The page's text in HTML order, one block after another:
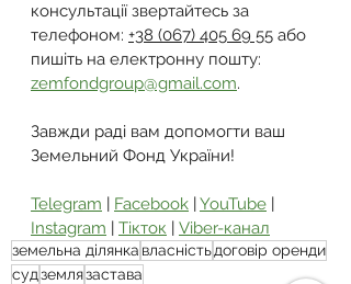
консультації звертайтесь за
телефоном: +38 (067) 405 69 55 або
пишіть на електронну пошту:
zemfondgroup@gmail.com.
Завжди раді вам допомогти ваш
Земельний Фонд України!
Telegram | Facebook | YouTube |
Instagram | Тікток | Viber-канал
земельна ділянка власністьдоговір оренди
судземлязастава